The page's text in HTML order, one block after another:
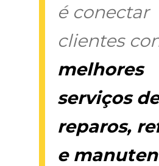
é conectar
clientes
melhores
serviços de
reparos,
e